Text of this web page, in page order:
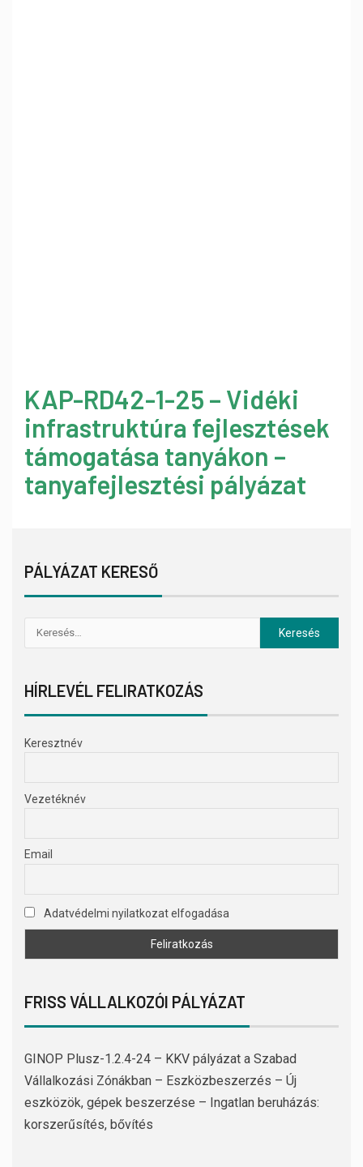
KAP-RD42-1-25 – Vidéki
infrastruktúra fejlesztések
támogatása tanyákon –
tanyafejlesztési pályázat
PÁLYÁZAT KERESŐ
HÍRLEVÉL FELIRATKOZÁS
Keresztnév
Vezetéknév
Email
Adatvédelmi nyilatkozat elfogadása
FRISS VÁLLALKOZÓI PÁLYÁZAT
GINOP Plusz-1.2.4-24 – KKV pályázat a Szabad
Vállalkozási Zónákban – Eszközbeszerzés – Új
eszközök, gépek beszerzése – Ingatlan beruházás:
korszerűsítés, bővítés